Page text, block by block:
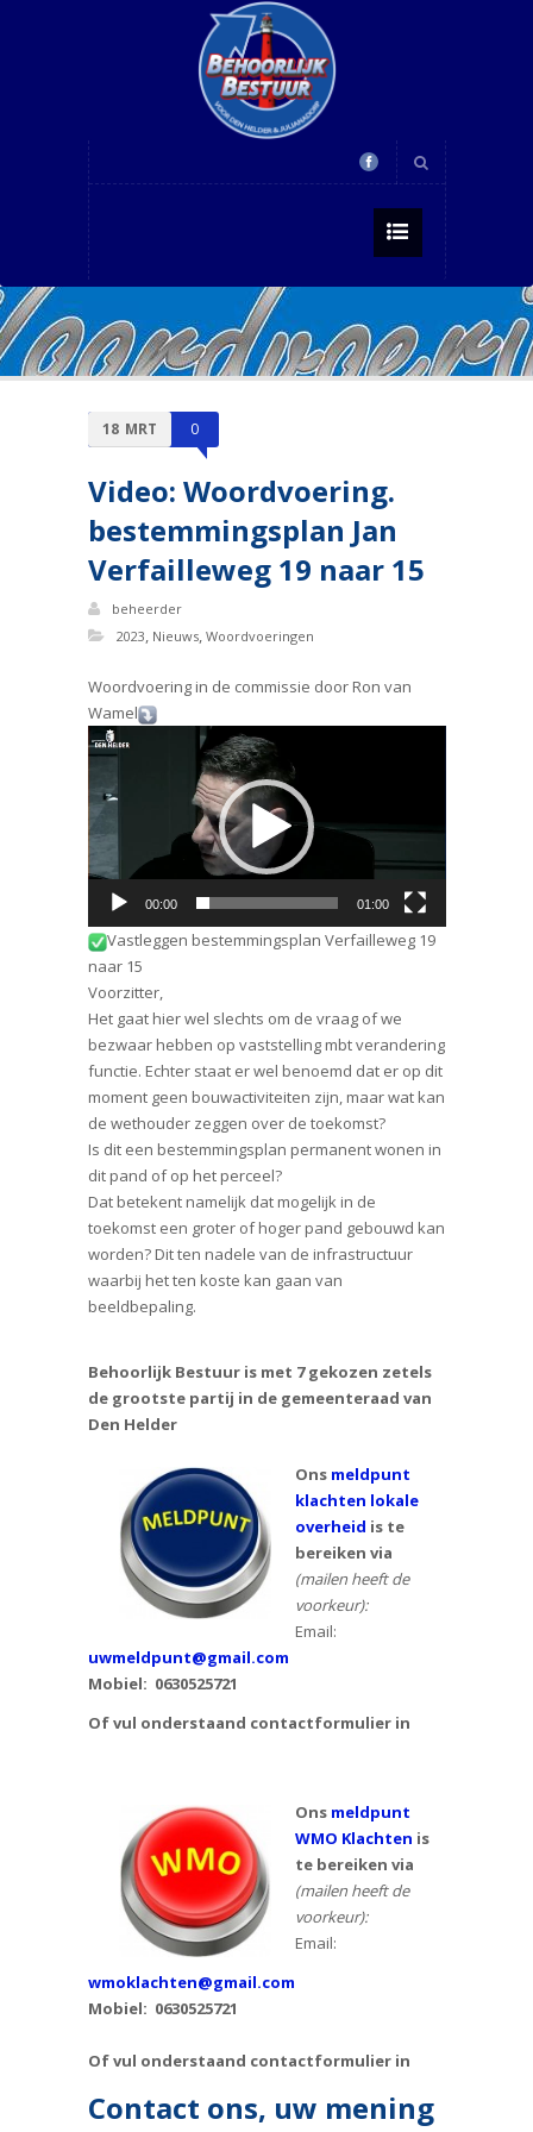
18 MRT 0
Video: Woordvoering.
bestemmingsplan Jan
Verfailleweg 19 naar 15
beheerder
2023, Nieuws, Woordvoeringen
Woordvoering in de commissie door Ron van
Wamel
Videospeler
00:00 01:00
Vastleggen bestemmingsplan Verfailleweg 19
naar 15
Voorzitter,
Het gaat hier wel slechts om de vraag of we
bezwaar hebben op vaststelling mbt verandering
functie. Echter staat er wel benoemd dat er op dit
moment geen bouwactiviteiten zijn, maar wat kan
de wethouder zeggen over de toekomst?
Is dit een bestemmingsplan permanent wonen in
dit pand of op het perceel?
Dat betekent namelijk dat mogelijk in de
toekomst een groter of hoger pand gebouwd kan
worden? Dit ten nadele van de infrastructuur
waarbij het ten koste kan gaan van
beeldbepaling.
Behoorlijk Bestuur is met 7 gekozen zetels
de grootste partij in de gemeenteraad van
Den Helder
Ons meldpunt
klachten lokale
overheid is te
bereiken via
(mailen heeft de
voorkeur):
Email:
uwmeldpunt@gmail.com
Mobiel: 0630525721
Of vul onderstaand contactformulier in
Ons meldpunt
WMO Klachten is
te bereiken via
(mailen heeft de
voorkeur):
Email:
wmoklachten@gmail.com
Mobiel: 0630525721
Of vul onderstaand contactformulier in
Contact ons, uw mening